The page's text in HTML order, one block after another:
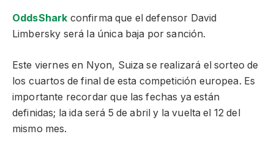
OddsShark confirma que el defensor David
Limbersky será la única baja por sanción.
Este viernes en Nyon, Suiza se realizará el sorteo de
los cuartos de final de esta competición europea. Es
importante recordar que las fechas ya están
definidas; la ida será 5 de abril y la vuelta el 12 del
mismo mes.